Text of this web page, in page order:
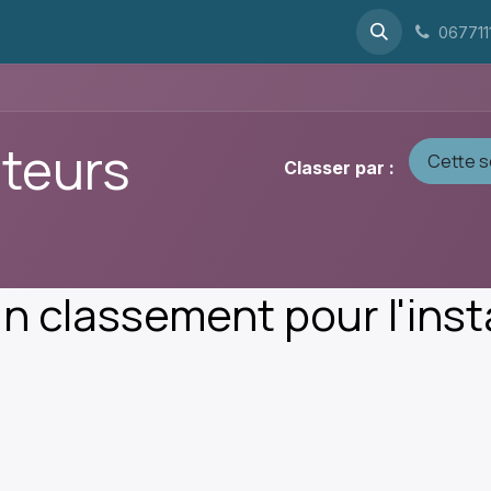
À propos
Classer par : Cette
classement pour